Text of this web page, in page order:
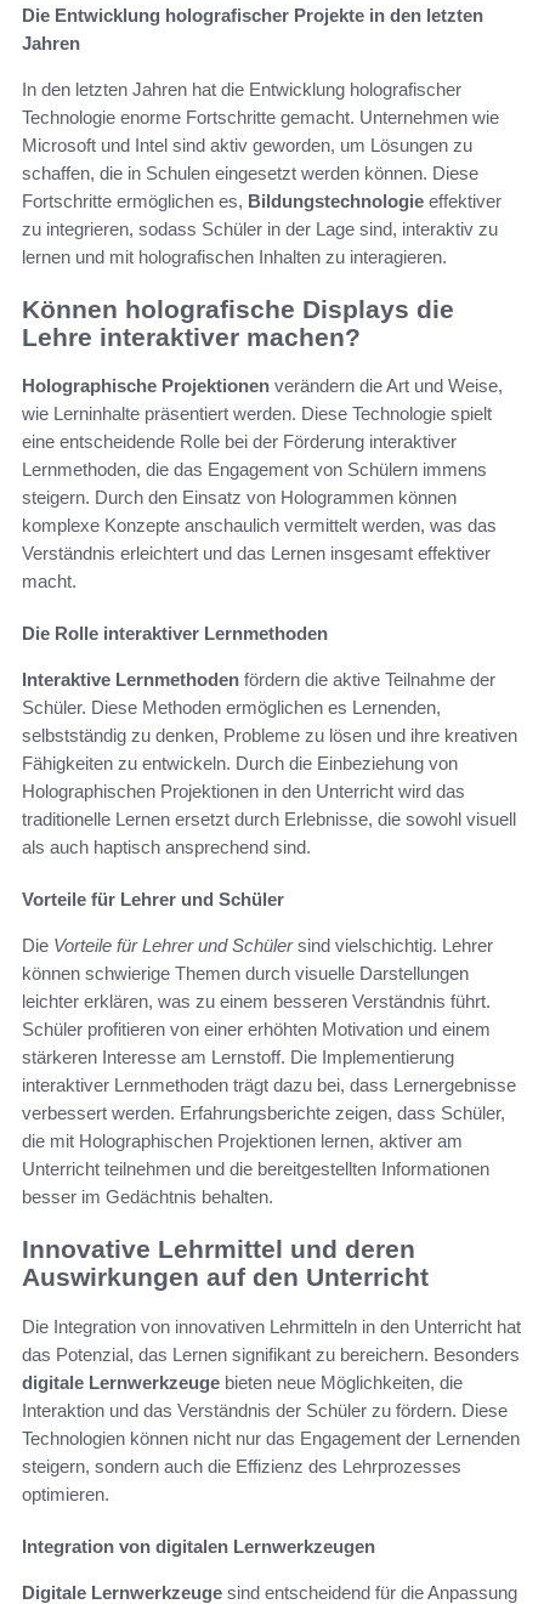
Die Entwicklung holografischer Projekte in den letzten
Jahren
In den letzten Jahren hat die Entwicklung holografischer
Technologie enorme Fortschritte gemacht. Unternehmen wie
Microsoft und Intel sind aktiv geworden, um Lösungen zu
schaffen, die in Schulen eingesetzt werden können. Diese
Fortschritte ermöglichen es, Bildungstechnologie effektiver
zu integrieren, sodass Schüler in der Lage sind, interaktiv zu
lernen und mit holografischen Inhalten zu interagieren.
Können holografische Displays die
Lehre interaktiver machen?
Holographische Projektionen verändern die Art und Weise,
wie Lerninhalte präsentiert werden. Diese Technologie spielt
eine entscheidende Rolle bei der Förderung interaktiver
Lernmethoden, die das Engagement von Schülern immens
steigern. Durch den Einsatz von Hologrammen können
komplexe Konzepte anschaulich vermittelt werden, was das
Verständnis erleichtert und das Lernen insgesamt effektiver
macht.
Die Rolle interaktiver Lernmethoden
Interaktive Lernmethoden fördern die aktive Teilnahme der
Schüler. Diese Methoden ermöglichen es Lernenden,
selbstständig zu denken, Probleme zu lösen und ihre kreativen
Fähigkeiten zu entwickeln. Durch die Einbeziehung von
Holographischen Projektionen in den Unterricht wird das
traditionelle Lernen ersetzt durch Erlebnisse, die sowohl visuell
als auch haptisch ansprechend sind.
Vorteile für Lehrer und Schüler
Die Vorteile für Lehrer und Schülersind vielschichtig. Lehrer
können schwierige Themen durch visuelle Darstellungen
leichter erklären, was zu einem besseren Verständnis führt.
Schüler profitieren von einer erhöhten Motivation und einem
stärkeren Interesse am Lernstoff. Die Implementierung
interaktiver Lernmethoden trägt dazu bei, dass Lernergebnisse
verbessert werden. Erfahrungsberichte zeigen, dass Schüler,
die mit Holographischen Projektionen lernen, aktiver am
Unterricht teilnehmen und die bereitgestellten Informationen
besser im Gedächtnis behalten.
Innovative Lehrmittel und deren
Auswirkungen auf den Unterricht
Die Integration von innovativen Lehrmitteln in den Unterricht hat
das Potenzial, das Lernen signifikant zu bereichern. Besonders
digitale Lernwerkzeuge bieten neue Möglichkeiten, die
Interaktion und das Verständnis der Schüler zu fördern. Diese
Technologien können nicht nur das Engagement der Lernenden
steigern, sondern auch die Effizienz des Lehrprozesses
optimieren.
Integration von digitalen Lernwerkzeugen
Digitale Lernwerkzeuge sind entscheidend für die Anpassung